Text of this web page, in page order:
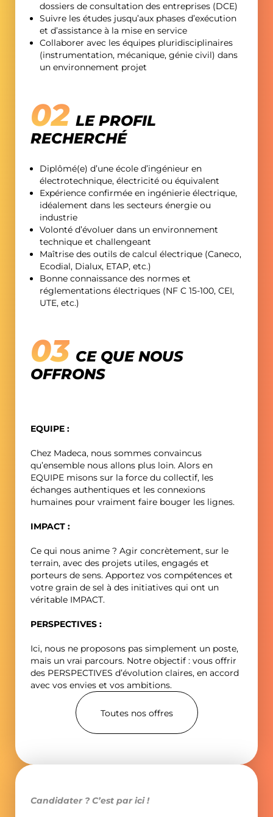
dossiers de consultation des entreprises (DCE)
Suivre les études jusqu’aux phases d’exécution
et d’assistance à la mise en service
Collaborer avec les équipes pluridisciplinaires
(instrumentation, mécanique, génie civil) dans
un environnement projet
LE PROFIL
RECHERCHÉ
Diplômé(e) d’une école d’ingénieur en
électrotechnique, électricité ou équivalent
Expérience confirmée en ingénierie électrique,
idéalement dans les secteurs énergie ou
industrie
Volonté d’évoluer dans un environnement
technique et challengeant
Maîtrise des outils de calcul électrique (Caneco,
Ecodial, Dialux, ETAP, etc.)
Bonne connaissance des normes et
réglementations électriques (NF C 15-100, CEI,
UTE, etc.)
CE QUE NOUS
OFFRONS
EQUIPE :
Chez Madeca, nous sommes convaincus
qu’ensemble nous allons plus loin. Alors en
EQUIPE misons sur la force du collectif, les
échanges authentiques et les connexions
humaines pour vraiment faire bouger les lignes.
IMPACT :
Ce qui nous anime ? Agir concrètement, sur le
terrain, avec des projets utiles, engagés et
porteurs de sens. Apportez vos compétences et
votre grain de sel à des initiatives qui ont un
véritable IMPACT.
PERSPECTIVES :
Ici, nous ne proposons pas simplement un poste,
mais un vrai parcours. Notre objectif : vous offrir
des PERSPECTIVES d’évolution claires, en accord
avec vos envies et vos ambitions.
Toutes nos offres
Candidater ? C’est par ici !